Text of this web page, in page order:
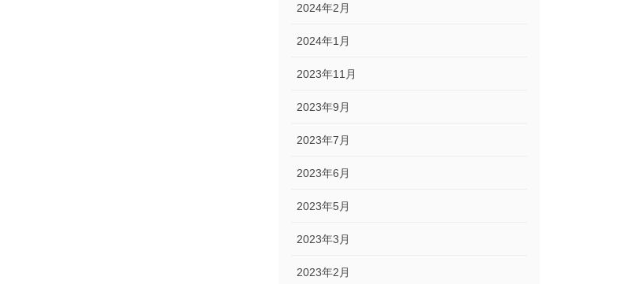
2024年2月
2024年1月
2023年11月
2023年9月
2023年7月
2023年6月
2023年5月
2023年3月
2023年2月